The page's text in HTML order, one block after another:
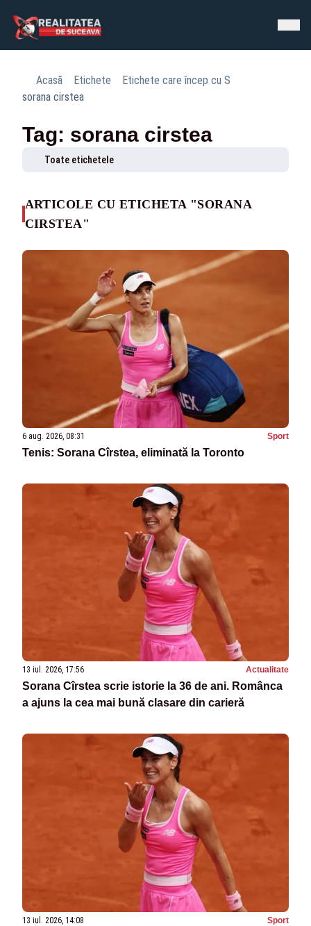
Acasă Etichete
Etichete care încep cu S
sorana cirstea
Tag: sorana cirstea
Toate etichetele
ARTICOLE CU ETICHETA "SORANA
CIRSTEA"
6 aug. 2026, 08:31 Sport
Tenis: Sorana Cîrstea, eliminată la Toronto
13 iul. 2026, 17:56 Actualitate
Sorana Cîrstea scrie istorie la 36 de ani. Românca
a ajuns la cea mai bună clasare din carieră
13 iul. 2026, 14:08 Sport